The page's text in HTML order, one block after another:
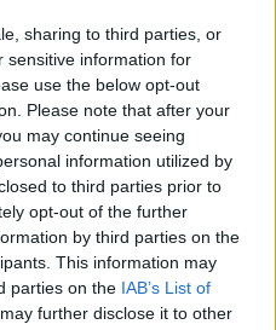
sharing to third parties, or
sensitive information for
use the below opt-out
Please note that after your
may continue seeing
information utilized by
to third parties prior to
opt-out of the further
by third parties on the
This information may
parties on the IAB’s List of
further disclose it to other
ΤΗΝ ΕΛΛΑΔΑ